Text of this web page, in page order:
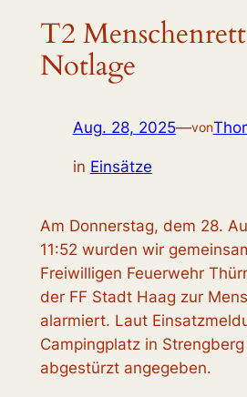
T2
Notlage
Aug. 28, 2025—von
in Einsätze
Am Donnerstag, dem 28.
11:52 wurden wir
Freiwilligen Feuerwehr
der FF Stadt Haag zur
alarmiert. Laut
Campingplatz in
abgestürzt angegeben.